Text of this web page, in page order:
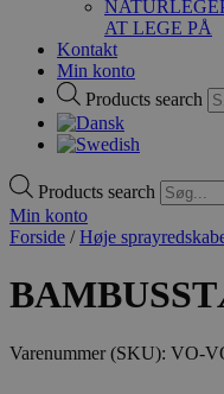
AT LEGE PÅ
Kontakt
Min konto
Products search
Products search
Min konto
Forside /Høje
Varenummer (SKU): VO-